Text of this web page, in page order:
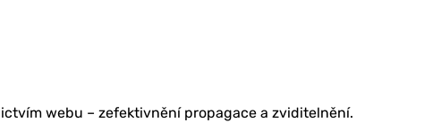
webu – zefektivnění propagace a zviditelnění.